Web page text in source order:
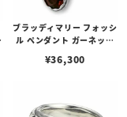
ブラッディマリー フォッシ
ル ペンダント ガーネット
¥36,300